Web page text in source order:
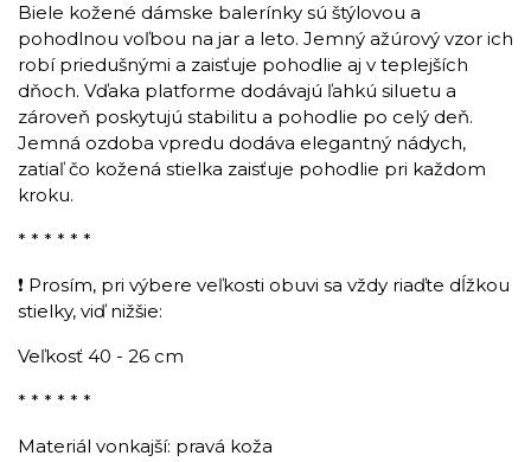
Biele kožené dámske balerínky sú štýlovou a
pohodlnou voľbou na jar a leto. Jemný ažúrový vzor ich
robí priedušnými a zaisťuje pohodlie aj v teplejších
dňoch. Vďaka platforme dodávajú ľahkú siluetu a
zároveň poskytujú stabilitu a pohodlie po celý deň.
Jemná ozdoba vpredu dodáva elegantný nádych,
zatiaľ čo kožená stielka zaisťuje pohodlie pri každom
kroku.
* * * * * *
❗ Prosím, pri výbere veľkosti obuvi sa vždy riaďte dĺžkou
stielky, viď nižšie:
Veľkosť 40 - 26 cm
* * * * * *
Materiál vonkajší: pravá koža